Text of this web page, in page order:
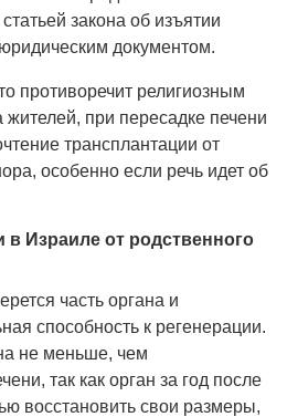
закона об изъятии
документом.
противоречит религиозным
при пересадке печени
трансплантации от
особенно если речь идет об
в Израиле от родственного
часть органа и
способность к регенерации.
не меньше, чем
так как орган за год после
восстановить свои размеры,